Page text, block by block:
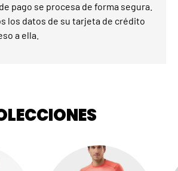
pago se procesa de forma segura.
los datos de su tarjeta de crédito
a ella.